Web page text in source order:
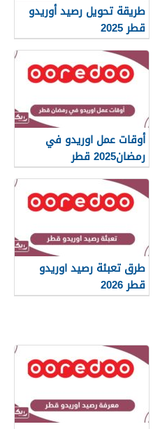
طريقة تحويل رصيد أوريدو
قطر 2025
أوقات عمل اوريدو في
رمضان2025 قطر
طرق تعبئة رصيد اوريدو
قطر 2026